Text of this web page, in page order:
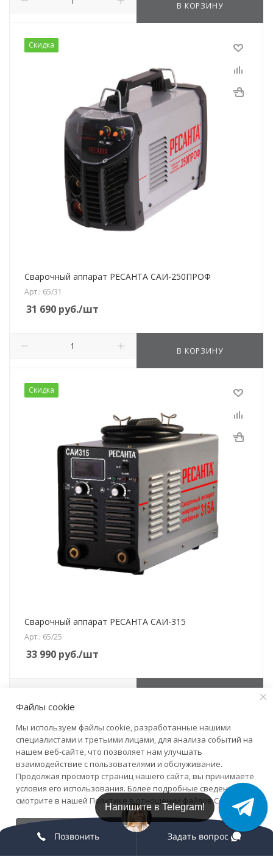
В КОРЗИНУ
Скидка
Сварочный аппарат РЕСАНТА САИ-250ПРОФ
Арт.: 65/31
31 690 руб./шт
В КОРЗИНУ
Скидка
Сварочный аппарат РЕСАНТА САИ-315
Арт.: 65/25
33 990 руб./шт
Файлы cookie
Мы используем файлы cookie, разработанные нашими
специалистами и третьими лицами, для анализа событий на
нашем веб-сайте, что позволяет нам улучшать
взаимодействие с пользователями и обслуживание.
Продолжая просмотр страниц нашего сайта, вы принимаете
условия его использования. Более подробные сведения
смотрите в нашей Политике в отношении файлов Cookie.
ПРИНИМАЮ
Контакты
Позвонить Задать вопрос
Напишите в Telegram! Напишите в МАХ!